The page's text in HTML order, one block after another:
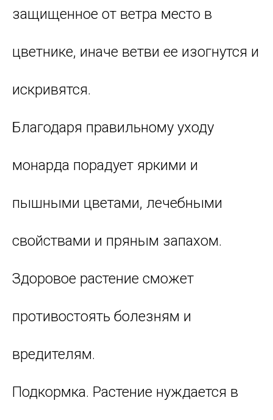
защищенное от ветра место в
цветнике, иначе ветви ее изогнутся и
искривятся.
Благодаря правильному уходу
монарда порадует яркими и
пышными цветами, лечебными
свойствами и пряным запахом.
Здоровое растение сможет
противостоять болезням и
вредителям.
Подкормка. Растение нуждается в